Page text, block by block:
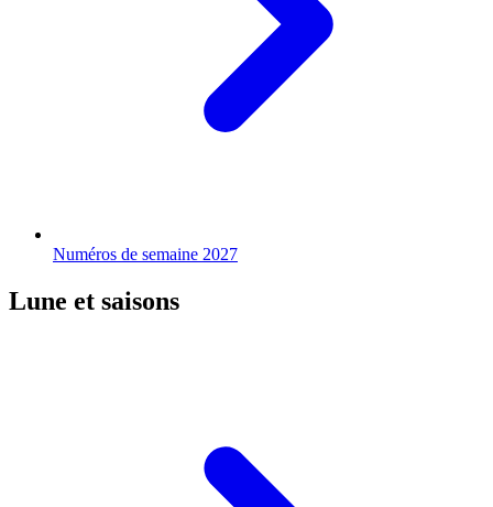
Numéros de semaine 2027
Lune et saisons